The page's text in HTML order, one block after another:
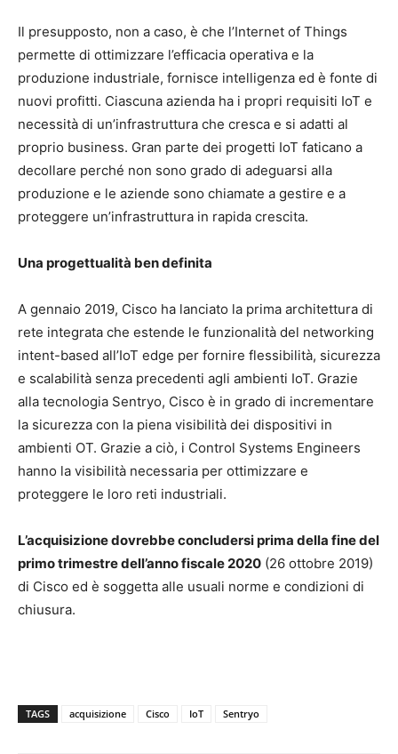
Il presupposto, non a caso, è che l’Internet of Things
permette di ottimizzare l’efficacia operativa e la
produzione industriale, fornisce intelligenza ed è fonte di
nuovi profitti. Ciascuna azienda ha i propri requisiti IoT e
necessità di un’infrastruttura che cresca e si adatti al
proprio business. Gran parte dei progetti IoT faticano a
decollare perché non sono grado di adeguarsi alla
produzione e le aziende sono chiamate a gestire e a
proteggere un’infrastruttura in rapida crescita.
Una progettualità ben definita
A gennaio 2019, Cisco ha lanciato la prima architettura di
rete integrata che estende le funzionalità del networking
intent-based all’IoT edge per fornire flessibilità, sicurezza
e scalabilità senza precedenti agli ambienti IoT. Grazie
alla tecnologia Sentryo, Cisco è in grado di incrementare
la sicurezza con la piena visibilità dei dispositivi in
ambienti OT. Grazie a ciò, i Control Systems Engineers
hanno la visibilità necessaria per ottimizzare e
proteggere le loro reti industriali.
L’acquisizione dovrebbe concludersi prima della fine del
primo trimestre dell’anno fiscale 2020 (26 ottobre 2019)
di Cisco ed è soggetta alle usuali norme e condizioni di
chiusura.
TAGS acquisizione Cisco IoT Sentryo